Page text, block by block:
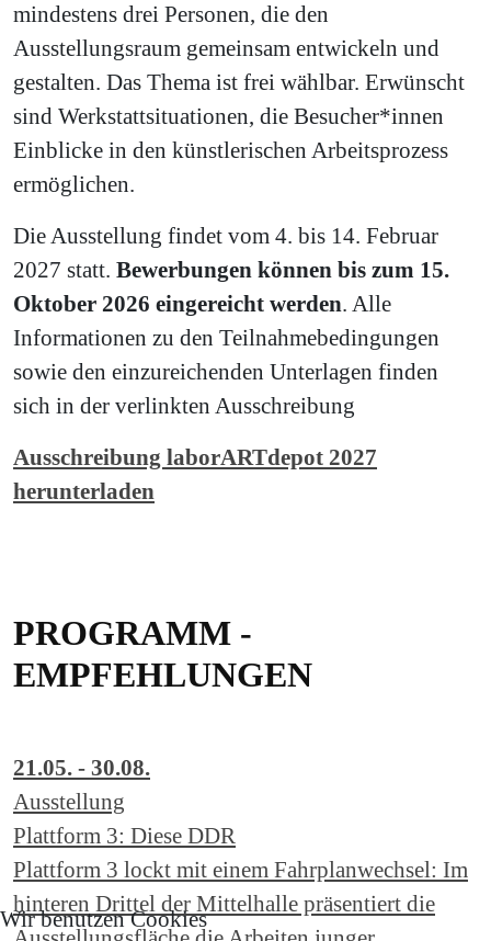
mindestens drei Personen, die den
Ausstellungsraum gemeinsam entwickeln und
gestalten. Das Thema ist frei wählbar. Erwünscht
sind Werkstattsituationen, die Besucher*innen
Einblicke in den künstlerischen Arbeitsprozess
ermöglichen.
Die Ausstellung findet vom 4. bis 14. Februar
2027 statt. Bewerbungen können bis zum 15.
Oktober 2026 eingereicht werden. Alle
Informationen zu den Teilnahmebedingungen
sowie den einzureichenden Unterlagen finden
sich in der verlinkten Ausschreibung
Ausschreibung laborARTdepot 2027
herunterladen
PROGRAMM -
EMPFEHLUNGEN
21.05. - 30.08.
Ausstellung
Plattform 3: Diese DDR
Plattform 3 lockt mit einem Fahrplanwechsel: Im
hinteren Drittel der Mittelhalle präsentiert die
Wir benutzen Cookies